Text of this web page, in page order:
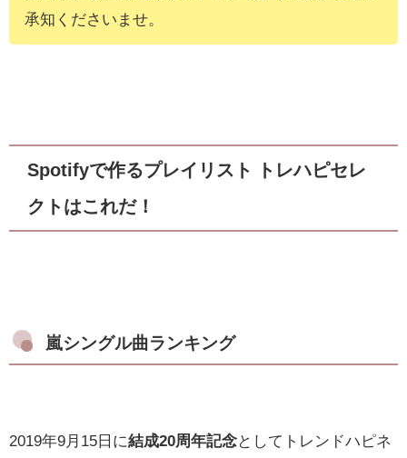
承知くださいませ。
Spotifyで作るプレイリスト トレハピセレ
クトはこれだ！
嵐シングル曲ランキング
2019年9月15日に結成20周年記念としてトレンドハピネ